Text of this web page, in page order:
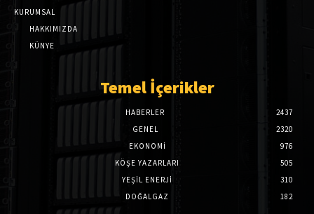
KURUMSAL
HAKKIMIZDA
KÜNYE
Temel İçerikler
HABERLER
2437
GENEL
2320
EKONOMI
976
KÖŞE YAZARLARI
505
YEŞİL ENERJİ
310
DOĞALGAZ
182